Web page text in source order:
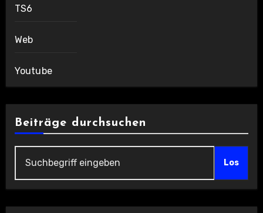
TS6
Web
Youtube
Beiträge durchsuchen
Los